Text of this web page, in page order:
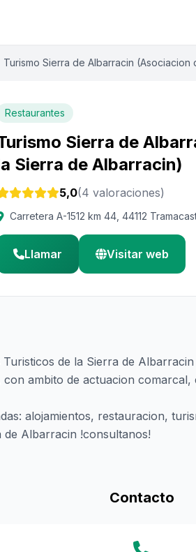
Turismo Sierra de Albarracin
Restaurantes
Sierra de
Sierra de Albarracin)
5,0(4 valoraciones)
Carretera A-1512 km 44, 44112
Llamar Visitar web
de la Sierra de
ambito de actuacion
alojamientos, restauracion,
de Albarracin !consultanos!
Contacto